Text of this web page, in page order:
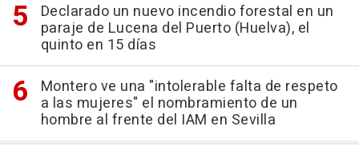
Declarado un nuevo incendio forestal en un
paraje de Lucena del Puerto (Huelva), el
quinto en 15 días
Montero ve una "intolerable falta de respeto
a las mujeres" el nombramiento de un
hombre al frente del IAM en Sevilla